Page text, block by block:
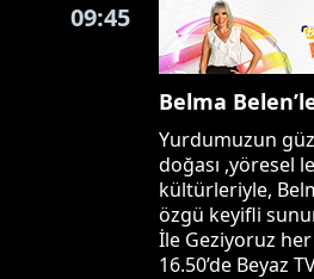
09:45
Belma
Yurdumuzun
doğası ,yöresel
kültürleriyle,
özgü keyifli
İle Geziyoruz
16.50’de Beyaz